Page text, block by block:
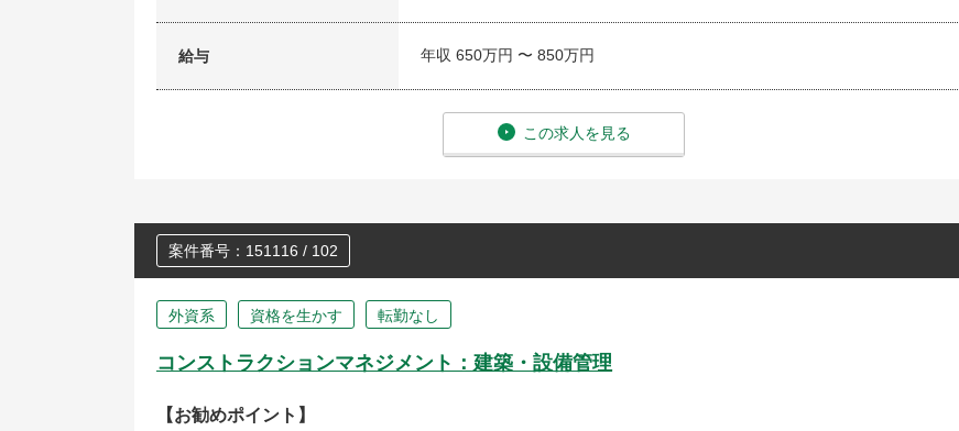
給与 年収 650万円 〜 850万円
この求人を見る
案件番号：151116 / 102
外資系 資格を生かす 転勤なし
コンストラクションマネジメント：建築・設備管理
【お勧めポイント】